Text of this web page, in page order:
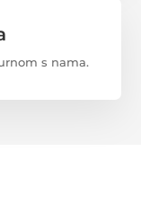
s nama.